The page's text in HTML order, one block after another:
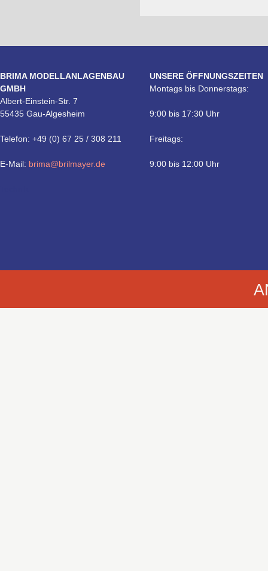
BRIMA MODELLANLAGENBAU
GMBH
Albert-Einstein-Str. 7
55435 Gau-Algesheim
Telefon: +49 (0) 67 25 / 308 211
E-Mail: brima@brilmayer.de
UNSERE ÖFFNUNGSZEITEN
Montags bis Donnerstags:
9:00 bis 17:30 Uhr
Freitags:
9:00 bis 12:00 Uhr